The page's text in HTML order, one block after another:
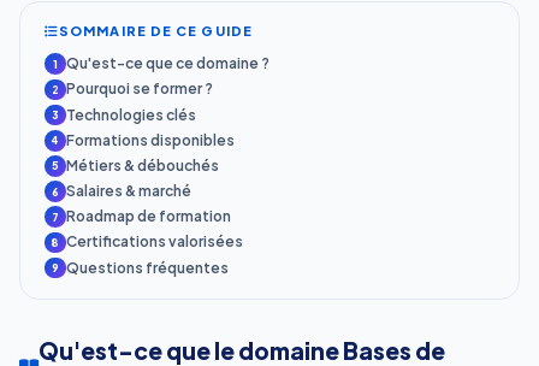
SOMMAIRE DE CE GUIDE
Qu'est-ce que ce domaine ?
Pourquoi se former ?
Technologies clés
Formations disponibles
Métiers & débouchés
Salaires & marché
Roadmap de formation
Certifications valorisées
Questions fréquentes
Qu'est-ce que le domaine Bases de